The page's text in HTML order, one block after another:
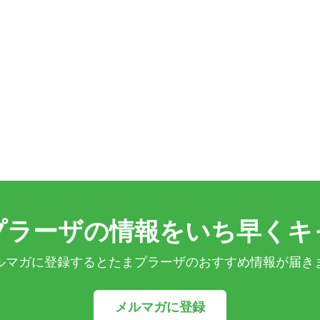
ーザの情報をいち早くキ
マガに登録するとたまプラーザのおすすめ情報が届き
メルマガに登録